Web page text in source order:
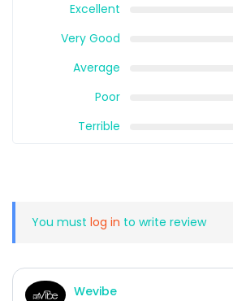
Excellent
Very Good
Average
Poor
Terrible
You must log in to write review
Wevibe